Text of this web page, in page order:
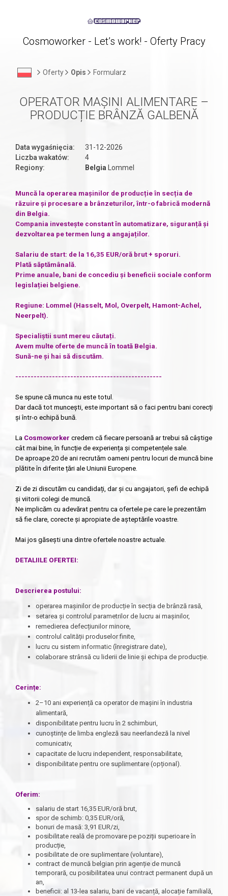
Cosmoworker - Let’s work! - Oferty Pracy
Oferty Opis Formularz
OPERATOR MAȘINI ALIMENTARE –
PRODUCȚIE BRÂNZĂ GALBENĂ
Data wygaśnięcia:
31-12-2026
Liczba wakatów:
4
Regiony:
Belgia Lommel
Muncă la operarea mașinilor de producție în secția de
răzuire și procesare a brânzeturilor, într-o fabrică modernă
din Belgia.
Compania investește constant în automatizare, siguranță și
dezvoltarea pe termen lung a angajaților.
Salariu de start: de la 16,35 EUR/oră brut + sporuri.
Plată săptămânală.
Prime anuale, bani de concediu și beneficii sociale conform
legislației belgiene.
Regiune: Lommel (Hasselt, Mol, Overpelt, Hamont-Achel,
Neerpelt).
Specialiștii sunt mereu căutați.
Avem multe oferte de muncă în toată Belgia.
Sună-ne și hai să discutăm.
------------------------------------------------
Se spune că munca nu este totul.
Dar dacă tot muncești, este important să o faci pentru bani corecți
și într-o echipă bună.
La Cosmoworker credem că fiecare persoană ar trebui să câștige
cât mai bine, în funcție de experiența și competențele sale.
De aproape 20 de ani recrutăm oameni pentru locuri de muncă bine
plătite în diferite țări ale Uniunii Europene.
Zi de zi discutăm cu candidați, dar și cu angajatori, șefi de echipă
și viitorii colegi de muncă.
Ne implicăm cu adevărat pentru ca ofertele pe care le prezentăm
să fie clare, corecte și apropiate de așteptările voastre.
Mai jos găsești una dintre ofertele noastre actuale.
DETALIILE OFERTEI:
Descrierea postului:
operarea mașinilor de producție în secția de brânză rasă,
setarea și controlul parametrilor de lucru ai mașinilor,
remedierea defecțiunilor minore,
controlul calității produselor finite,
lucru cu sistem informatic (înregistrare date),
colaborare strânsă cu liderii de linie și echipa de producție.
Cerințe:
2–10 ani experiență ca operator de mașini în industria
alimentară,
disponibilitate pentru lucru în 2 schimburi,
cunoștințe de limba engleză sau neerlandeză la nivel
comunicativ,
capacitate de lucru independent, responsabilitate,
disponibilitate pentru ore suplimentare (opțional).
Oferim:
salariu de start 16,35 EUR/oră brut,
spor de schimb: 0,35 EUR/oră,
bonuri de masă: 3,91 EUR/zi,
posibilitate reală de promovare pe poziții superioare în
producție,
posibilitate de ore suplimentare (voluntare),
contract de muncă belgian prin agenție de muncă
temporară, cu posibilitatea unui contract permanent după un
an,
beneficii: al 13-lea salariu, bani de vacanță, alocație familială,